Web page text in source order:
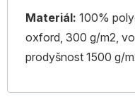
Materiál: 100%
oxford, 300 g/m2,
prodyšnost 1500 g/